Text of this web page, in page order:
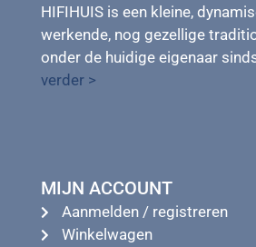
HIFIHUIS is een kleine,
werkende, nog gezellige
onder de huidige eigenaar
verder >
MIJN ACCOUNT
Aanmelden / registreren
Winkelwagen